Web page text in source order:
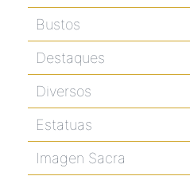
Bustos
Destaques
Diversos
Estatuas
Imagen Sacra